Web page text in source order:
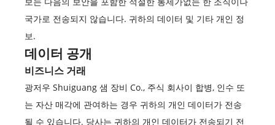
국가로 전송되지 않습니다. 귀하의 데이터 및 기타 개인 정
보.
데이터 공개
비즈니스 거래
광저우 Shuiguang 샘 장비 Co., 주식 회사이 합병, 인수 또
는 자산 매각에 관여하는 경우 귀하의 개인 데이터가 전송
될 수 있습니다. 당사는 귀하의 개인 데이터가 전송되기 전